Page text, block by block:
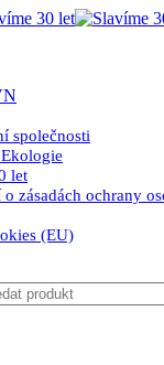
společnosti
let
o zásadách ochrany
(EU)